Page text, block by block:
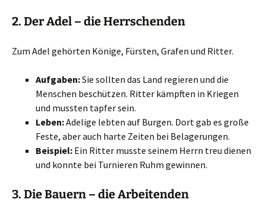
2. DerAdel – die Herrschenden
Zum Adel gehörten Könige, Fürsten, Grafen und Ritter.
Aufgaben:Sie sollten das Land regieren und die
Menschen beschützen. Ritter kämpften in Kriegen
und mussten tapfer sein.
Leben:Adelige lebten auf Burgen. Dort gab es große
Feste, aber auch harte Zeiten bei Belagerungen.
Beispiel: Ein Ritter musste seinem Herrn treu dienen
und konnte bei Turnieren Ruhm gewinnen.
3. DieBauern – die Arbeitenden